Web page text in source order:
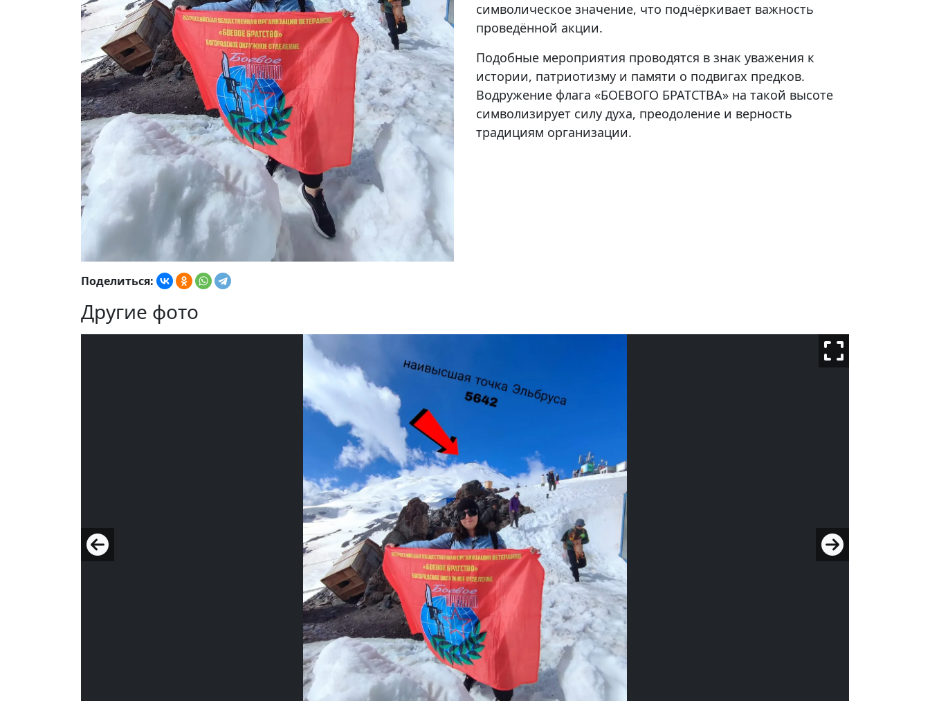
символическое значение, что подчёркивает важность
проведённой акции.
Подобные мероприятия проводятся в знак уважения к
истории, патриотизму и памяти о подвигах предков.
Водружение флага «БОЕВОГО БРАТСТВА» на такой высоте
символизирует силу духа, преодоление и верность
традициям организации.
Поделиться:
Другие фото